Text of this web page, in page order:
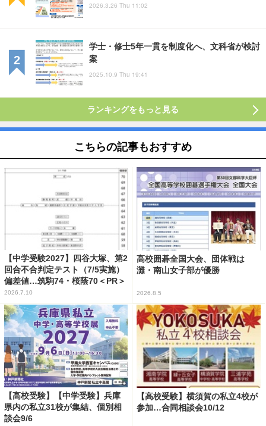
2026.3.26 Thu 11:02
学士・修士5年一貫を制度化へ、文科省が検討
案
2025.10.9 Thu 19:41
ランキングをもっと見る
こちらの記事もおすすめ
【中学受験2027】四谷大塚、第2
回合不合判定テスト（7/5実施）
偏差値…筑駒74・桜蔭70＜PR＞
2026.7.10
高校囲碁全国大会、団体戦は
灘・南山女子部が優勝
2026.8.5
【高校受験】【中学受験】兵庫
県内の私立31校が集結、個別相
談会9/6
【高校受験】横須賀の私立4校が
参加…合同相談会10/12